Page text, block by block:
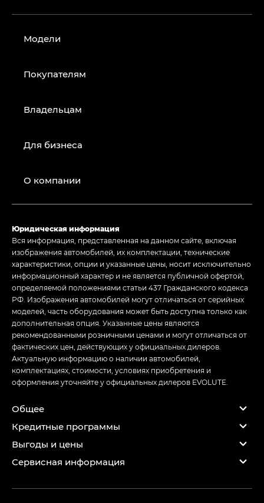
Модели
Покупателям
Владельцам
Для бизнеса
О компании
Юридическая информация
Вся информация, представленная на данном сайте, включая
изображения автомобилей, их комплектации, технические
характеристики, опции и указанные цены, носит исключительно
информационный характер и не является публичной офертой,
определяемой положениями статьи 437 Гражданского кодекса
РФ. Изображения автомобилей могут отличаться от серийных
моделей, часть оборудования может быть доступна только как
дополнительная опция. Указанные цены являются
рекомендованными розничными ценами и могут отличаться от
фактических цен, действующих у официальных дилеров.
Актуальную информацию о наличии автомобилей,
комплектациях, стоимости, условиях приобретения и
оформления уточняйте у официальных дилеров EVOLUTE.
Общее
Кредитные программы
Выгоды и цены
Сервисная информация